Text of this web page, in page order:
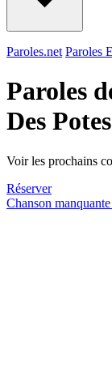
Paroles.net Paroles
Paroles
Des
Voir les prochains
Réserver
Chanson